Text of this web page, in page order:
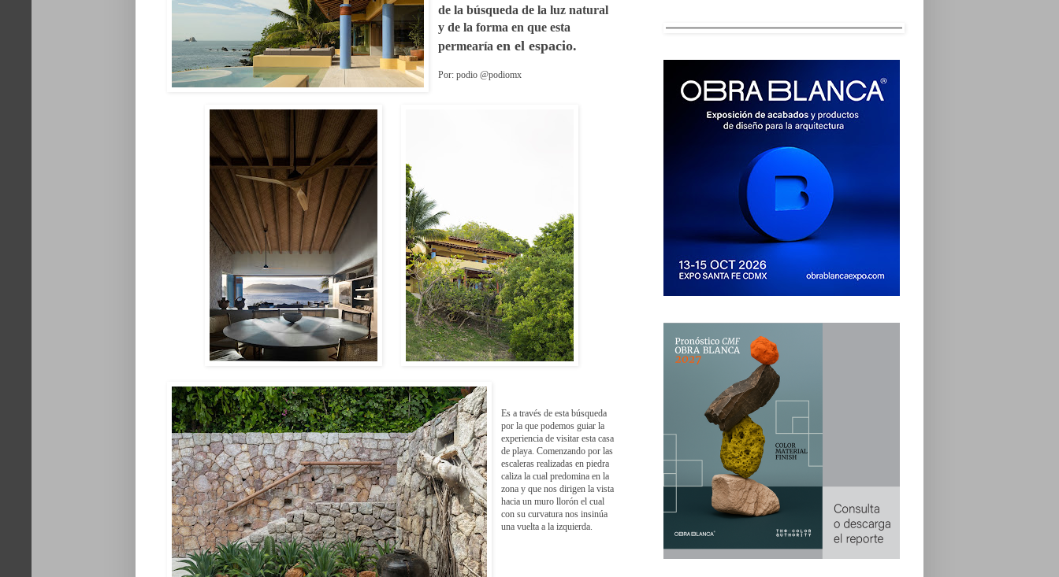
de la búsqueda de la luz natural
y de la forma en que esta
permearíaen el espacio.
Por: podio @podiomx
Es a través de esta búsqueda
por la que podemos guiar la
experiencia de visitar esta casa
de playa. Comenzando por las
escaleras realizadas en piedra
caliza la cual predomina en la
zona y que nos dirigen la vista
hacia un muro llorón el cual
con su curvatura nos insinúa
una vuelta a la izquierda.